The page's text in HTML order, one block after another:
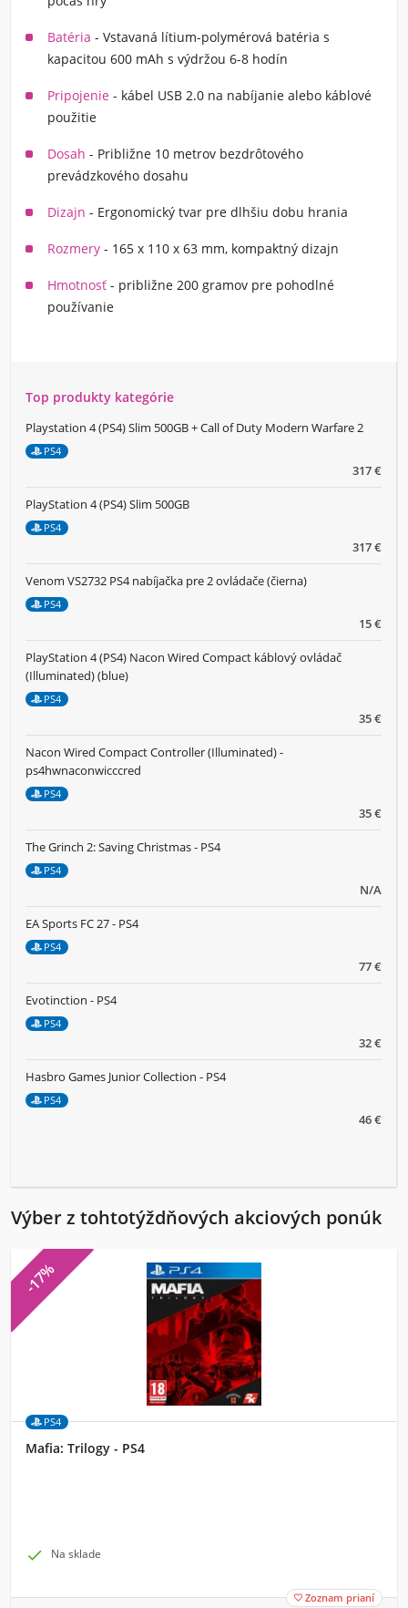
Batéria - Vstavaná lítium-polymérová batéria s
kapacitou 600 mAh s výdržou 6-8 hodín
Pripojenie - kábel USB 2.0 na nabíjanie alebo káblové
použitie
Dosah - Približne 10 metrov bezdrôtového
prevádzkového dosahu
Dizajn - Ergonomický tvar pre dlhšiu dobu hrania
Rozmery - 165 x 110 x 63 mm, kompaktný dizajn
Hmotnosť - približne 200 gramov pre pohodlné
používanie
Top produkty kategórie
317 €
Playstation 4 (PS4) Slim 500GB + Call of Duty Modern Warfare 2
PS4
317 €
PlayStation 4 (PS4) Slim 500GB
PS4
15 €
Venom VS2732 PS4 nabíjačka pre 2 ovládače (čierna)
PS4
35 €
PlayStation 4 (PS4) Nacon Wired Compact káblový ovládač
(Illuminated) (blue)
PS4
35 €
Nacon Wired Compact Controller (Illuminated) -
ps4hwnaconwicccred
PS4
N/A
The Grinch 2: Saving Christmas - PS4
PS4
77 €
EA Sports FC 27 - PS4
PS4
32 €
Evotinction - PS4
PS4
46 €
Hasbro Games Junior Collection - PS4
PS4
Výber z tohtotýždňových akciových ponúk
-17%
PS4
Mafia: Trilogy - PS4
 Na sklade
 Zoznam prianí